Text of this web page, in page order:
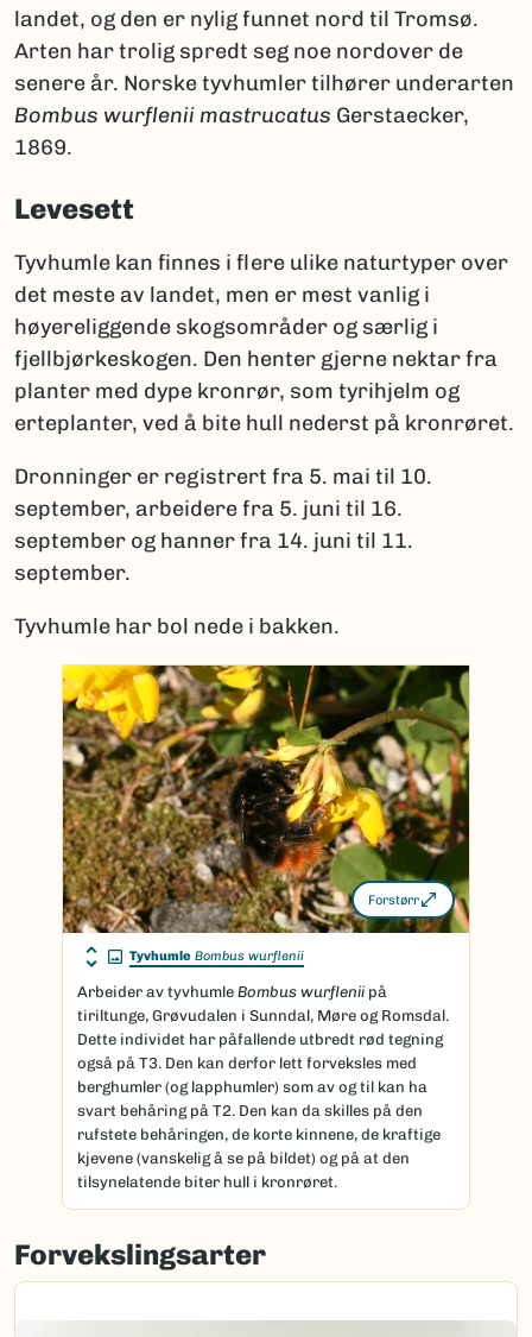
landet, og den er nylig funnet nord til Tromsø.
Arten har trolig spredt seg noe nordover de
senere år. Norske tyvhumler tilhører underarten
Bombus wurflenii mastrucatus Gerstaecker,
1869.
Levesett
Tyvhumle kan finnes i flere ulike naturtyper over
det meste av landet, men er mest vanlig i
høyereliggende skogsområder og særlig i
fjellbjørkeskogen. Den henter gjerne nektar fra
planter med dype kronrør, som tyrihjelm og
erteplanter, ved å bite hull nederst på kronrøret.
Dronninger er registrert fra 5. mai til 10.
september, arbeidere fra 5. juni til 16.
september og hanner fra 14. juni til 11.
september.
Tyvhumle har bol nede i bakken.
Forstørr
Tyvhumle Bombus wurflenii
Arbeider av tyvhumle Bombus wurflenii på
tiriltunge, Grøvudalen i Sunndal, Møre og Romsdal.
Dette individet har påfallende utbredt rød tegning
også på T3. Den kan derfor lett forveksles med
berghumler (og lapphumler) som av og til kan ha
svart behåring på T2. Den kan da skilles på den
rufstete behåringen, de korte kinnene, de kraftige
kjevene (vanskelig å se på bildet) og på at den
tilsynelatende biter hull i kronrøret.
Forvekslingsarter